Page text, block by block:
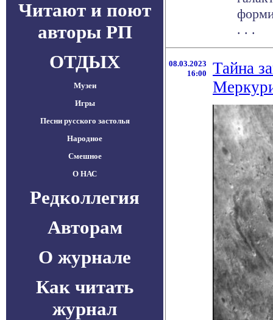
Читают и поют
авторы РП
ОТДЫХ
Музеи
Игры
Песни русского застолья
Народное
Смешное
О НАС
Редколлегия
Авторам
О журнале
Как читать
журнал
. . .
08.03.2023
16:00
Тайна